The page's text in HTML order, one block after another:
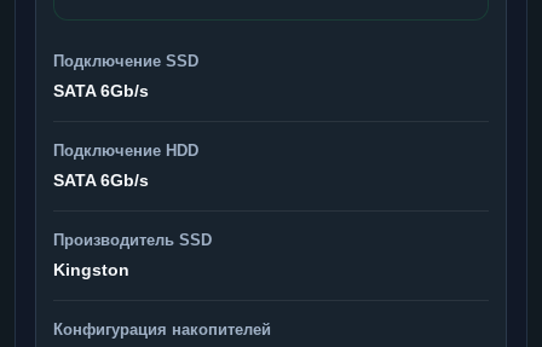
Подключение SSD
SATA 6Gb/s
Подключение HDD
SATA 6Gb/s
Производитель SSD
Kingston
Конфигурация накопителей